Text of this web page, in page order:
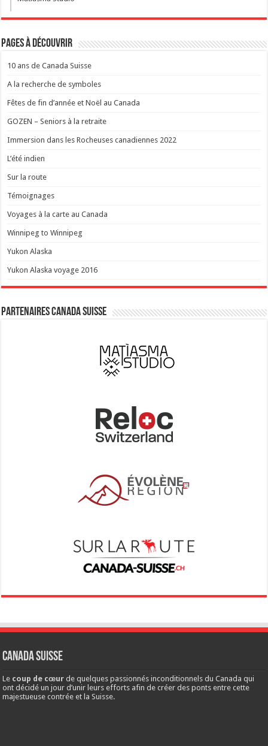
Pages à découvrir
10 ans de Canada Suisse
A la recherche de symboles
Fêtes de fin d’année et Noël au Canada
GOZEN – Seniors à la retraite
Immersion dans les Rocheuses canadiennes 2022
L’été indien
Sur la route
Témoignages
Voyages à la carte au Canada
Winnipeg to Winnipeg
Yukon Alaska
Yukon Alaska voyage 2016
Partenaires Canada Suisse
Canada Suisse
Le coup de cœur de quelques passionnés inconditionnels du Canada qui
ont décidé un jour d’unir leurs efforts afin de créer des ponts entre cette
majestueuse contrée et la Suisse.